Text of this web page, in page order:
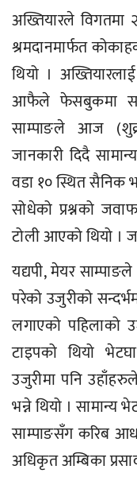
अख्तियारले विगतमा
श्रमदानमार्फत
थियो ।
आफैले फेसबुकमा
साम्पाङले आज
जानकारी दिदै
वडा १० स्थित सैनिक
सोधेको प्रश्नको
टोली आएको थियो ।
यद्यपी, मेयर
परेको उजुरीको
लगाएको पहिलाको
टाइपको थियो
उजुरीमा पनि
भन्ने थियो । सामान्य
साम्पाङसँग करिब
अधिकृत अम्बिका